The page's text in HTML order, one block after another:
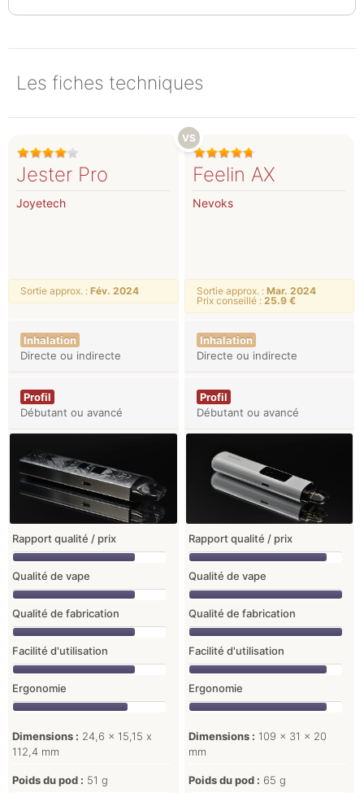
Les fiches techniques
Jester Pro
Joyetech
Sortie approx. : Fév. 2024
Inhalation
Directe ou indirecte
Profil
Débutant ou avancé
Rapport qualité / prix
Qualité de vape
Qualité de fabrication
Facilité d'utilisation
Ergonomie
Dimensions : 24,6 x 15,15 x
112,4 mm
Poids du pod : 51 g
Feelin AX
Nevoks
Sortie approx. : Mar. 2024
Prix conseillé : 25.9 €
Inhalation
Directe ou indirecte
Profil
Débutant ou avancé
Rapport qualité / prix
Qualité de vape
Qualité de fabrication
Facilité d'utilisation
Ergonomie
Dimensions : 109 x 31 x 20
mm
Poids du pod : 65 g